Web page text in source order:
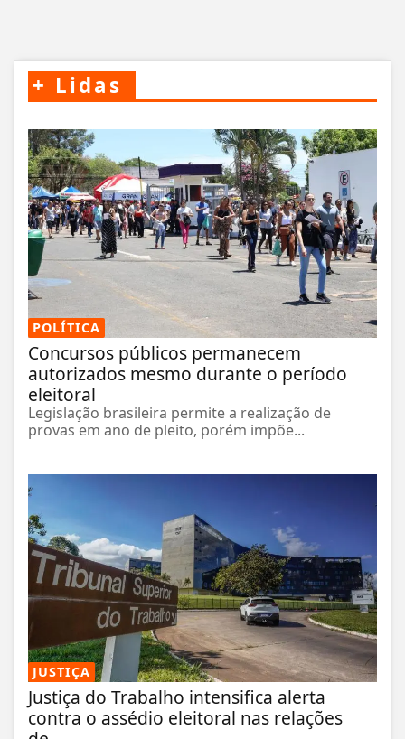
+ Lidas
POLÍTICA
Concursos públicos permanecem
autorizados mesmo durante o período
eleitoral
Legislação brasileira permite a realização de
provas em ano de pleito, porém impõe...
JUSTIÇA
Justiça do Trabalho intensifica alerta
contra o assédio eleitoral nas relações